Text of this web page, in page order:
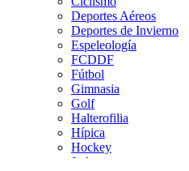
Deportes Aéreos
Deportes de Invierno
Espeleología
FCDDF
Fútbol
Gimnasia
Golf
Halterofilia
Hípica
Hockey
Judo